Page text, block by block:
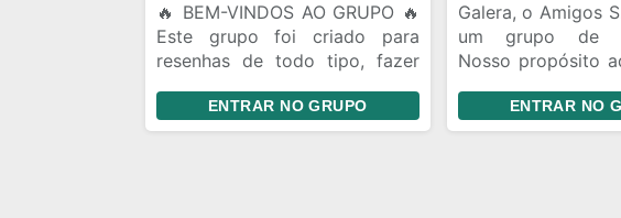
🔥 BEM-VINDOS AO GRUPO 🔥
Este grupo foi criado para
resenhas de todo tipo, fazer
ideias e se divertir. 📌
Divulgação de Instagram: Você
ENTRAR NO GRUPO
Galera, o Amigos
um grupo de
Nosso propósito
lugar onde a
quem a gente é,
acontecer, a
ENTRAR NO